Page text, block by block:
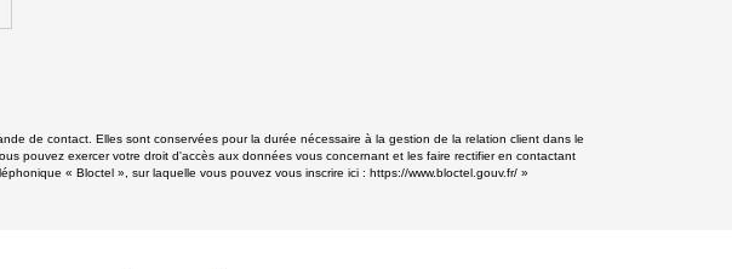
de contact. Elles sont conservées pour la durée nécessaire à la gestion de la relation client dans le
pouvez exercer votre droit d'accès aux données vous concernant et les faire rectifier en contactant
« Bloctel », sur laquelle vous pouvez vous inscrire ici : https://www.bloctel.gouv.fr/»